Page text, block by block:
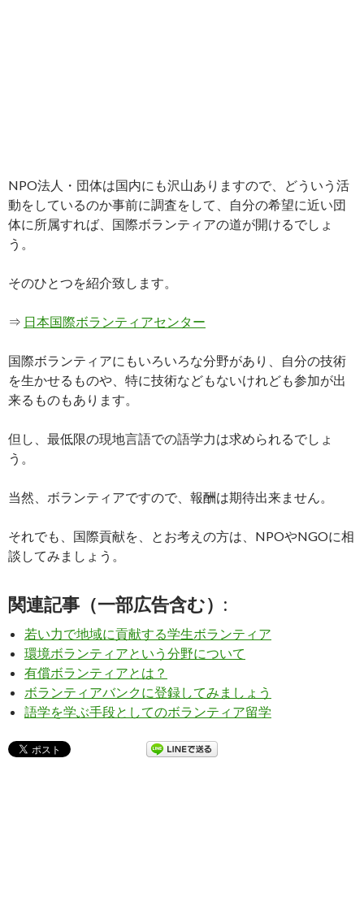
NPO法人・団体は国内にも沢山ありますので、どういう活
動をしているのか事前に調査をして、自分の希望に近い団
体に所属すれば、国際ボランティアの道が開けるでしょ
う。
そのひとつを紹介致します。
⇒ 日本国際ボランティアセンター
国際ボランティアにもいろいろな分野があり、自分の技術
を生かせるものや、特に技術などもないけれども参加が出
来るものもあります。
但し、最低限の現地言語での語学力は求められるでしょ
う。
当然、ボランティアですので、報酬は期待出来ません。
それでも、国際貢献を、とお考えの方は、NPOやNGOに相
談してみましょう。
関連記事（一部広告含む）:
若い力で地域に貢献する学生ボランティア
環境ボランティアという分野について
有償ボランティアとは？
ボランティアバンクに登録してみましょう
語学を学ぶ手段としてのボランティア留学